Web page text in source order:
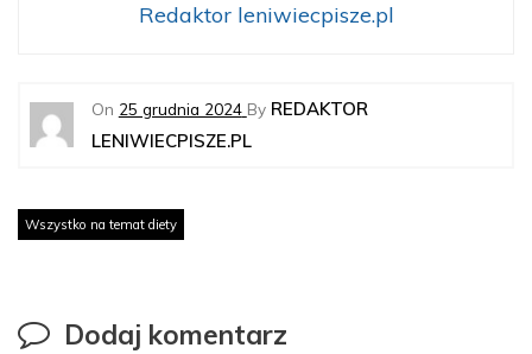
Redaktor leniwiecpisze.pl
On 25 grudnia 2024 By REDAKTOR
LENIWIECPISZE.PL
Wszystko na temat diety
Dodaj komentarz